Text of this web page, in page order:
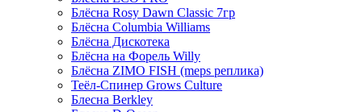
Блёсна Rosy Dawn Classic 7гр
Блёсна Columbia Williams
Блёсна Дискотека
Блёсна на Форель Willy
Блёсна ZIMO FISH (meps реплика)
Теёл-Спинер Grows Culture
Блесна Berkley